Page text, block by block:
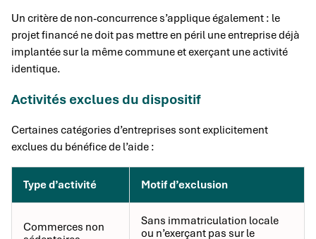
Un critère de non-concurrence s’applique également : le
projet financé ne doit pas mettre en péril une entreprise déjà
implantée sur la même commune et exerçant une activité
identique.
Activités exclues du dispositif
Certaines catégories d’entreprises sont explicitement
exclues du bénéfice de l’aide :
Type d’activité Motif d’exclusion
Commerces non
Sans immatriculation locale
ou n’exerçant pas sur le